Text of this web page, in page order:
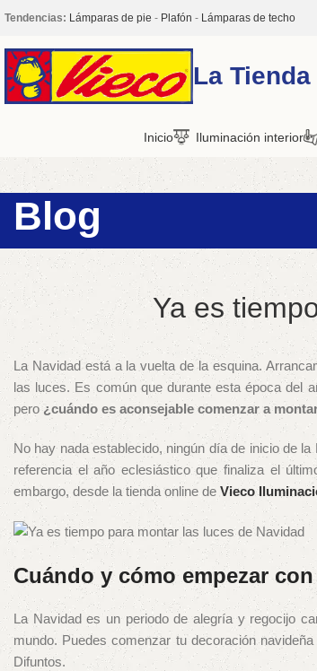
Tendencias: Lámparas de pie - Plafón - Lámparas de techo
La
Inicio Iluminación interior
Blog
Ya es
La Navidad está a la vuelta de la esquina.
las luces. Es común que durante esta época del
pero¿cuándo es aconsejable comenzar a
No hay nada establecido, ningún día de inicio de
referencia el año eclesiástico que finaliza el
embargo, desde la tienda online de Vieco
Cuándo y cómo empezar
La Navidad es un periodo de alegría y regocijo
mundo. Puedes comenzar tu decoración
Difuntos.